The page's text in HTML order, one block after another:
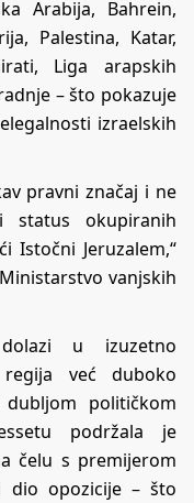
Arabija, Bahrein,
Palestina, Katar,
Liga arapskih
– što pokazuje
izraelskih
pravni značaj i ne
status okupiranih
Istočni Jeruzalem,“
vanjskih
u izuzetno
već duboko
političkom
podržala je
čelu s premijerom
dio opozicije – što